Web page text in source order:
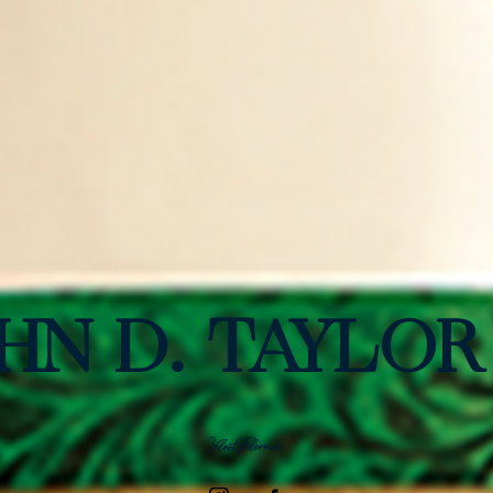
D.
Velvet Falernum